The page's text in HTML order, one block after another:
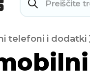
telefoni i dodatki